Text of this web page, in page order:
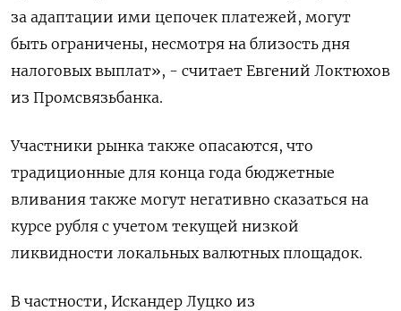
за адаптации ими цепочек платежей, могут
быть ограничены, несмотря на близость дня
налоговых выплат», - считает Евгений Локтюхов
из Промсвязьбанка.
Участники рынка также опасаются, что
традиционные для конца года бюджетные
вливания также могут негативно сказаться на
курсе рубля с учетом текущей низкой
ликвидности локальных валютных площадок.
В частности, Искандер Луцко из